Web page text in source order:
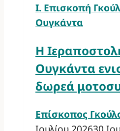
Ι. Επισκοπή
Ουγκάντα
Η
Ουγκάντα
δωρεά
Επίσκοπος